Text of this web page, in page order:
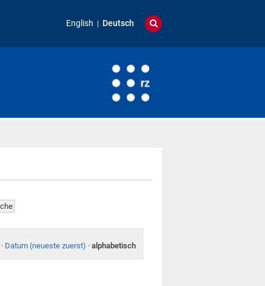
English Deutsch
· Datum (neueste zuerst) · alphabetisch